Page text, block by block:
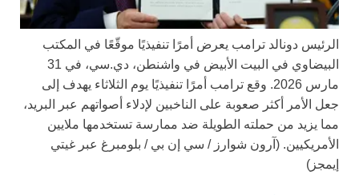
الرئيس دونالد ترامب يعرض أمرًا تنفيذيًا موقّعًا في المكتب
البيضاوي في البيت الأبيض في واشنطن، دي.سي، في 31
مارس 2026. وقع ترامب أمرًا تنفيذيًا يوم الثلاثاء يهدف إلى
جعل الأمر أكثر صعوبة على الناخبين لإدلاء أصواتهم عبر البريد،
مما يزيد من حملته الطويلة ضد ممارسة تستخدمها ملايين
الأمريكيين. (آرون شوارز / سي إن بي / بلومبرغ عبر غيتي
إيمجز)